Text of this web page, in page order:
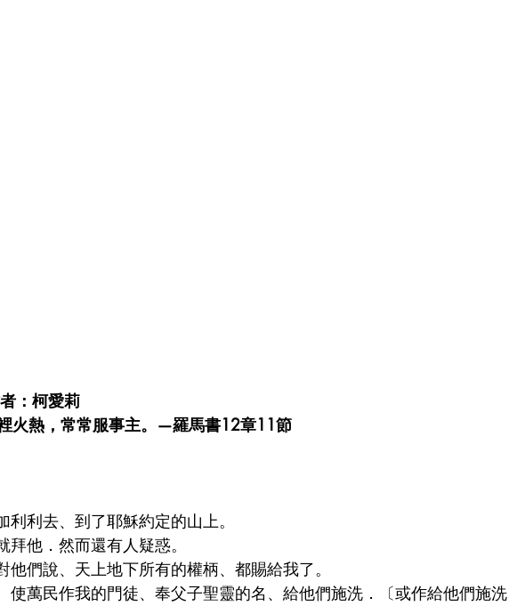
：柯愛莉
火熱，常常服事主。—羅馬書12章11節
利利去、到了耶穌約定的山上。
拜他．然而還有人疑惑。
他們說、天上地下所有的權柄、都賜給我了。
使萬民作我的門徒、奉父子聖靈的名、給他們施洗．〔或作給他們施洗